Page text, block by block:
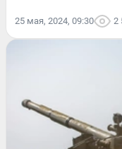
25 мая, 2024, 09:30 2